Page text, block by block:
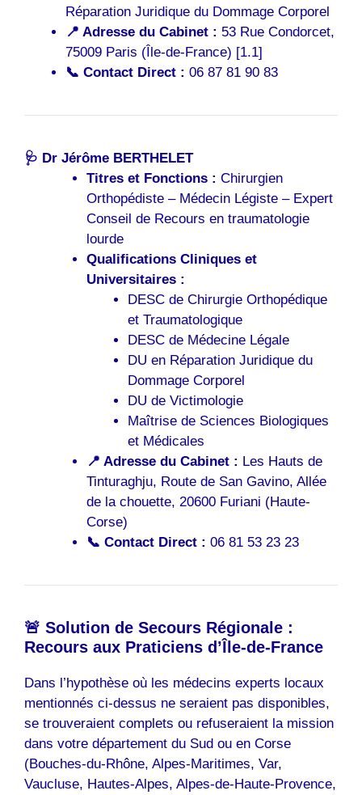
Réparation Juridique du Dommage Corporel
📍 Adresse du Cabinet : 53 Rue Condorcet,
75009 Paris (Île-de-France) [1.1]
📞 Contact Direct : 06 87 81 90 83
🩺 Dr Jérôme BERTHELET
Titres et Fonctions : Chirurgien
Orthopédiste – Médecin Légiste – Expert
Conseil de Recours en traumatologie
lourde
Qualifications Cliniques et
Universitaires :
DESC de Chirurgie Orthopédique
et Traumatologique
DESC de Médecine Légale
DU en Réparation Juridique du
Dommage Corporel
DU de Victimologie
Maîtrise de Sciences Biologiques
et Médicales
📍 Adresse du Cabinet : Les Hauts de
Tinturaghju, Route de San Gavino, Allée
de la chouette, 20600 Furiani (Haute-
Corse)
📞 Contact Direct : 06 81 53 23 23
🚨 Solution de Secours Régionale :
Recours aux Praticiens d’Île-de-France
Dans l’hypothèse où les médecins experts locaux
mentionnés ci-dessus ne seraient pas disponibles,
se trouveraient complets ou refuseraient la mission
dans votre département du Sud ou en Corse
(Bouches-du-Rhône, Alpes-Maritimes, Var,
Vaucluse, Hautes-Alpes, Alpes-de-Haute-Provence,